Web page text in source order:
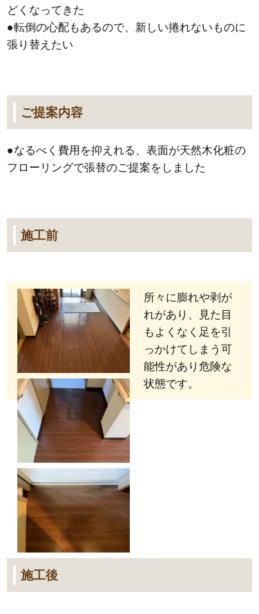
どくなってきた
●転倒の心配もあるので、新しい捲れないものに
張り替えたい
ご提案内容
●なるべく費用を抑えれる、表面が天然木化粧の
フローリングで張替のご提案をしました
施工前
所々に膨れや剥が
れがあり、見た目
もよくなく足を引
っかけてしまう可
能性があり危険な
状態です。
施工後